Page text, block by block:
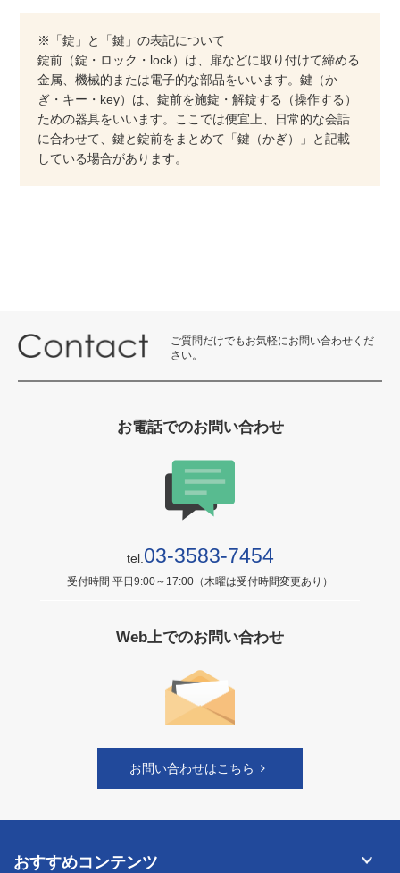
※「錠」と「鍵」の表記について
錠前（錠・ロック・lock）は、扉などに取り付けて締める
金属、機械的または電子的な部品をいいます。鍵（か
ぎ・キー・key）は、錠前を施錠・解錠する（操作する）
ための器具をいいます。ここでは便宜上、日常的な会話
に合わせて、鍵と錠前をまとめて「鍵（かぎ）」と記載
している場合があります。
ご質問だけでもお気軽にお問い合わせくだ
さい。
お電話でのお問い合わせ
tel. 03-3583-7454
受付時間 平日9:00～17:00（木曜は受付時間変更あり）
Web上でのお問い合わせ
お問い合わせはこちら
おすすめコンテンツ